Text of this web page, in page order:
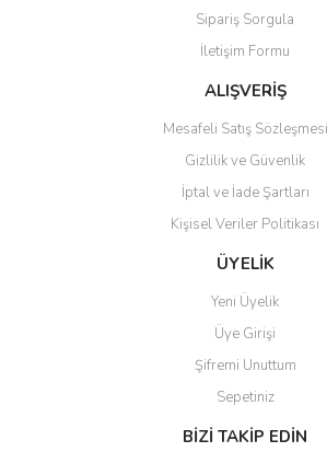
Sipariş Sorgula
İletişim Formu
ALIŞVERİŞ
Mesafeli Satış Sözleşmesi
Gizlilik ve Güvenlik
İptal ve İade Şartları
Kişisel Veriler Politikası
ÜYELİK
Yeni Üyelik
Üye Girişi
Şifremi Unuttum
Sepetiniz
BİZİ TAKİP EDİN